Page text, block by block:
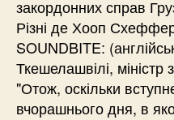
закордонних справ
Різні де Хооп
SOUNDBITE:
Ткешелашвілі, міністр
"Отож, оскільки
вчорашнього дня, в